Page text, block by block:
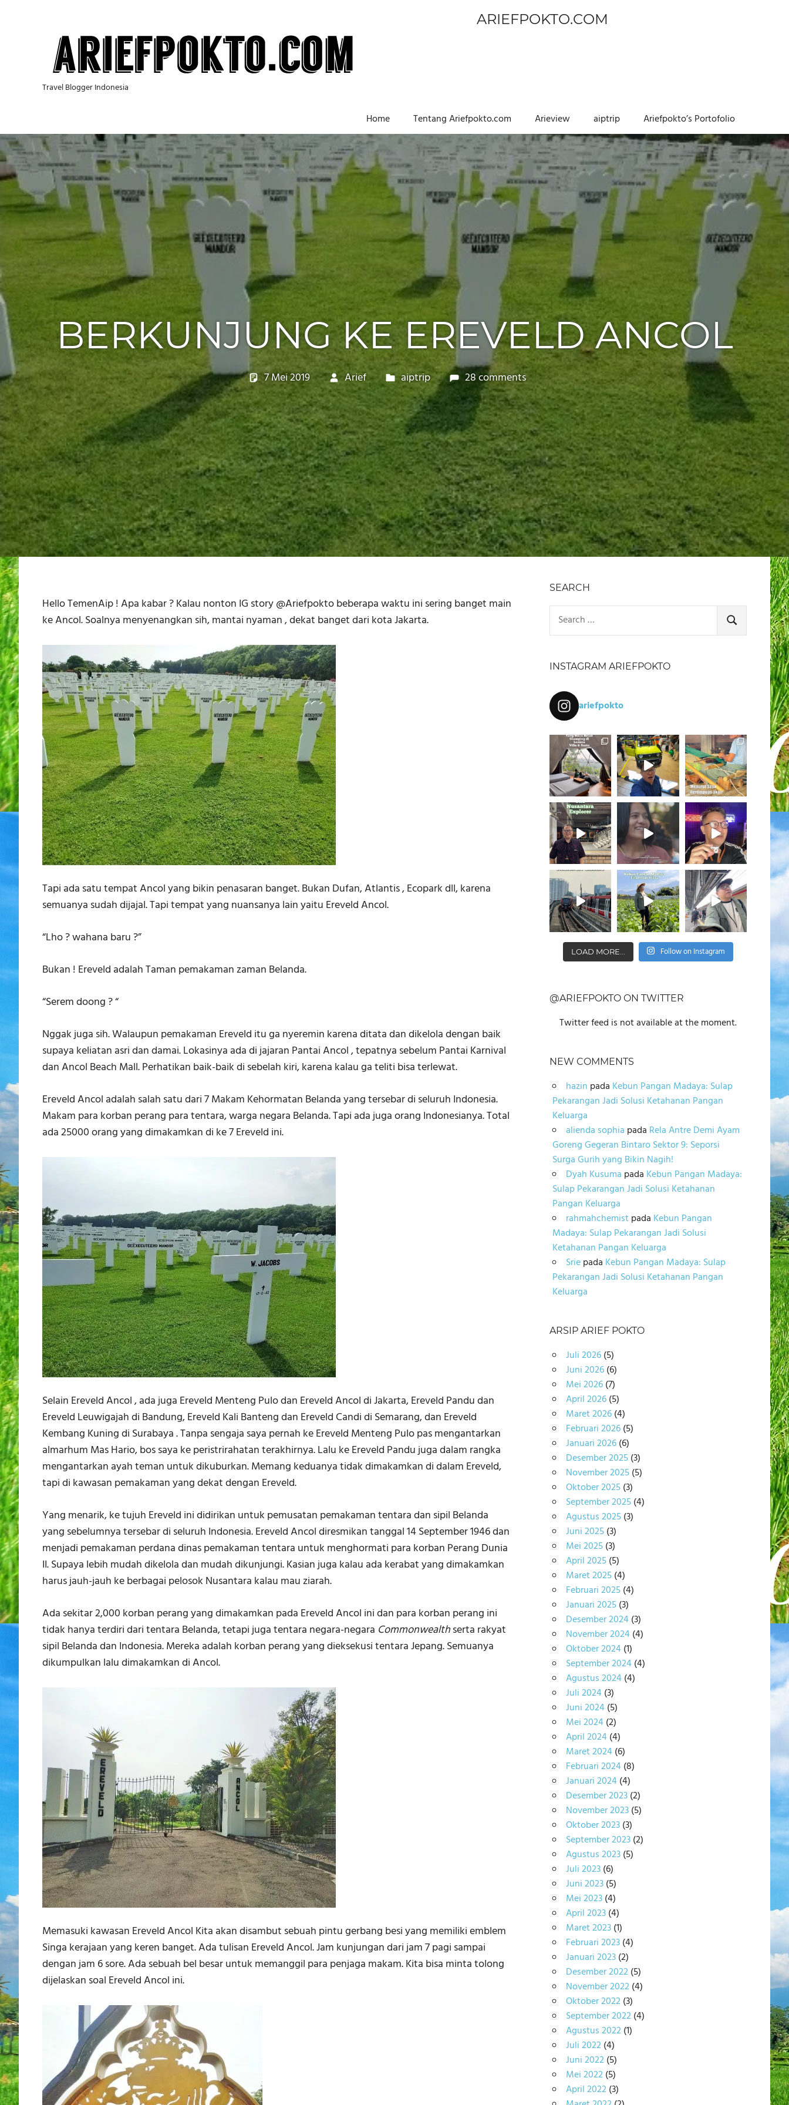
ARIEFPOKTO.COM
Travel Blogger Indonesia
Home Tentang Ariefpokto.com Arieview aiptrip Ariefpokto’s Portofolio
BERKUNJUNG KE EREVELD ANCOL
7 Mei 2019 Arief aiptrip 28 comments
Hello TemenAip ! Apa kabar ? Kalau nonton IG story @Ariefpokto beberapa waktu ini sering banget main
ke Ancol. Soalnya menyenangkan sih, mantai nyaman , dekat banget dari kota Jakarta.
Tapi ada satu tempat Ancol yang bikin penasaran banget. Bukan Dufan, Atlantis , Ecopark dll, karena
semuanya sudah dijajal. Tapi tempat yang nuansanya lain yaitu Ereveld Ancol.
“Lho ? wahana baru ?”
Bukan ! Ereveld adalah Taman pemakaman zaman Belanda.
“Serem doong ? “
Nggak juga sih. Walaupun pemakaman Ereveld itu ga nyeremin karena ditata dan dikelola dengan baik
supaya keliatan asri dan damai. Lokasinya ada di jajaran Pantai Ancol , tepatnya sebelum Pantai Karnival
dan Ancol Beach Mall. Perhatikan baik-baik di sebelah kiri, karena kalau ga teliti bisa terlewat.
Ereveld Ancol adalah salah satu dari 7 Makam Kehormatan Belanda yang tersebar di seluruh Indonesia.
Makam para korban perang para tentara, warga negara Belanda. Tapi ada juga orang Indonesianya. Total
ada 25000 orang yang dimakamkan di ke 7 Ereveld ini.
Selain Ereveld Ancol , ada juga Ereveld Menteng Pulo dan Ereveld Ancol di Jakarta, Ereveld Pandu dan
Ereveld Leuwigajah di Bandung, Ereveld Kali Banteng dan Ereveld Candi di Semarang, dan Ereveld
Kembang Kuning di Surabaya . Tanpa sengaja saya pernah ke Ereveld Menteng Pulo pas mengantarkan
almarhum Mas Hario, bos saya ke peristrirahatan terakhirnya. Lalu ke Ereveld Pandu juga dalam rangka
mengantarkan ayah teman untuk dikuburkan. Memang keduanya tidak dimakamkan di dalam Ereveld,
tapi di kawasan pemakaman yang dekat dengan Ereveld.
Yang menarik, ke tujuh Ereveld ini didirikan untuk pemusatan pemakaman tentara dan sipil Belanda
yang sebelumnya tersebar di seluruh Indonesia. Ereveld Ancol diresmikan tanggal 14 September 1946 dan
menjadi pemakaman perdana dinas pemakaman tentara untuk menghormati para korban Perang Dunia
II. Supaya lebih mudah dikelola dan mudah dikunjungi. Kasian juga kalau ada kerabat yang dimakamkan
harus jauh-jauh ke berbagai pelosok Nusantara kalau mau ziarah.
Ada sekitar 2,000 korban perang yang dimakamkan pada Ereveld Ancol ini dan para korban perang ini
tidak hanya terdiri dari tentara Belanda, tetapi juga tentara negara-negara Commonwealthserta rakyat
sipil Belanda dan Indonesia. Mereka adalah korban perang yang dieksekusi tentara Jepang. Semuanya
dikumpulkan lalu dimakamkan di Ancol.
Memasuki kawasan Ereveld Ancol Kita akan disambut sebuah pintu gerbang besi yang memiliki emblem
Singa kerajaan yang keren banget. Ada tulisan Ereveld Ancol. Jam kunjungan dari jam 7 pagi sampai
dengan jam 6 sore. Ada sebuah bel besar untuk memanggil para penjaga makam. Kita bisa minta tolong
dijelaskan soal Ereveld Ancol ini.
SEARCH
Search
for:
SEARCH
INSTAGRAM ARIEFPOKTO
ariefpokto
LOAD MORE... Follow on Instagram
@ARIEFPOKTO ON TWITTER
Twitter feed is not available at the moment.
NEW COMMENTS
hazin pada Kebun Pangan Madaya: Sulap
Pekarangan Jadi Solusi Ketahanan Pangan
Keluarga
alienda sophia pada Rela Antre Demi Ayam
Goreng Gegeran Bintaro Sektor 9: Seporsi
Surga Gurih yang Bikin Nagih!
Dyah Kusuma pada Kebun Pangan Madaya:
Sulap Pekarangan Jadi Solusi Ketahanan
Pangan Keluarga
rahmahchemistpada Kebun Pangan
Madaya: Sulap Pekarangan Jadi Solusi
Ketahanan Pangan Keluarga
Sriepada Kebun Pangan Madaya: Sulap
Pekarangan Jadi Solusi Ketahanan Pangan
Keluarga
ARSIP ARIEF POKTO
Juli 2026(5)
Juni 2026(6)
Mei 2026(7)
April 2026(5)
Maret 2026(4)
Februari 2026(5)
Januari 2026(6)
Desember 2025(3)
November 2025(5)
Oktober 2025(3)
September 2025(4)
Agustus 2025(3)
Juni 2025(3)
Mei 2025(3)
April 2025(5)
Maret 2025(4)
Februari 2025(4)
Januari 2025(3)
Desember 2024(3)
November 2024(4)
Oktober 2024(1)
September 2024(4)
Agustus 2024(4)
Juli 2024(3)
Juni 2024(5)
Mei 2024(2)
April 2024(4)
Maret 2024(6)
Februari 2024(8)
Januari 2024(4)
Desember 2023(2)
November 2023(5)
Oktober 2023(3)
September 2023(2)
Agustus 2023(5)
Juli 2023(6)
Juni 2023(5)
Mei 2023(4)
April 2023(4)
Maret 2023(1)
Februari 2023(4)
Januari 2023(2)
Desember 2022(5)
November 2022(4)
Oktober 2022(3)
September 2022(4)
Agustus 2022(1)
Juli 2022(4)
Juni 2022(5)
Mei 2022(5)
April 2022(3)